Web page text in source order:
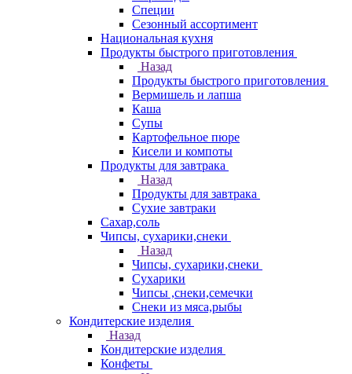
Специи
Сезонный ассортимент
Национальная кухня
Продукты быстрого приготовления
Назад
Продукты быстрого приготовления
Вермишель и лапша
Каша
Супы
Картофельное пюре
Кисели и компоты
Продукты для завтрака
Назад
Продукты для завтрака
Сухие завтраки
Сахар,соль
Чипсы, сухарики,снеки
Назад
Чипсы, сухарики,снеки
Сухарики
Чипсы ,снеки,семечки
Снеки из мяса,рыбы
Кондитерские изделия
Назад
Кондитерские изделия
Конфеты